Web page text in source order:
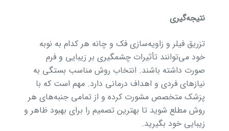
نتیجه‌گیری
تزریق فیلر و زاویه‌سازی فک و چانه هر کدام به نوبه
خود می‌توانند تأثیرات چشمگیری بر زیبایی و فرم
صورت داشته باشند. انتخاب روش مناسب بستگی به
نیازهای فردی و اهداف درمانی دارد. مهم است که با
پزشک متخصص مشورت کرده و از تمامی جنبه‌های هر
روش مطلع شوید تا بهترین تصمیم را برای بهبود ظاهر و
زیبایی خود بگیرید.